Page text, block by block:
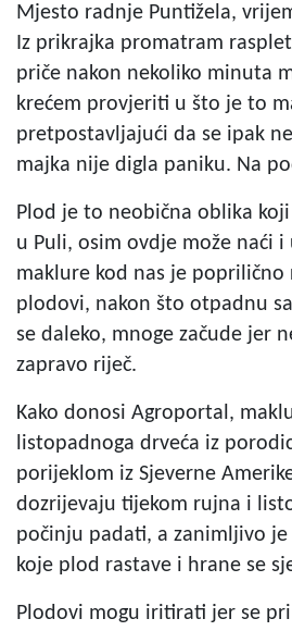
Mjesto radnje Puntižela,
Iz prikrajka promatram
priče nakon nekoliko minuta
krećem provjeriti u što je to
pretpostavljajući da se ipak
majka nije digla paniku. Na
Plod je to neobična oblika
u Puli, osim ovdje može naći i
maklure kod nas je poprilično
plodovi, nakon što otpadnu
se daleko, mnoge začude jer
zapravo riječ.
Kako donosi Agroportal,
listopadnoga drveća iz
porijeklom iz Sjeverne
dozrijevaju tijekom rujna i
počinju padati, a zanimljivo
koje plod rastave i hrane se
Plodovi mogu iritirati jer se